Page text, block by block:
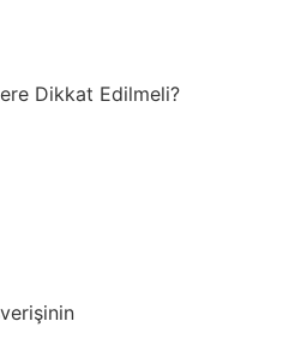
Dikkat Edilmeli?